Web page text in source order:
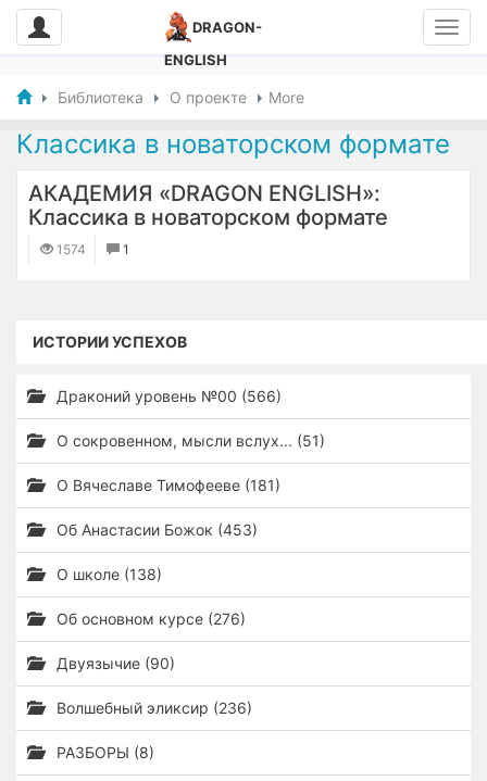
DRAGON-
ENGLISH
Библиотека О проекте More
Классика в новаторском формате
АКАДЕМИЯ «DRAGON ENGLISH»:
Классика в новаторском формате
1574 1
ИСТОРИИ УСПЕХОВ
Драконий уровень №00 (566)
О сокровенном, мысли вслух... (51)
О Вячеславе Тимофееве (181)
Об Анастасии Божок (453)
О школе (138)
Об основном курсе (276)
Двуязычие (90)
Волшебный эликсир (236)
РАЗБОРЫ (8)